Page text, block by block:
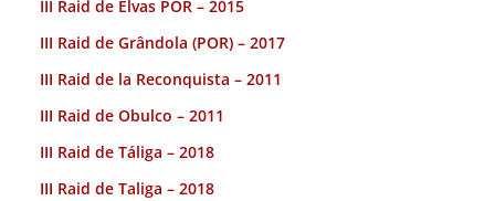
III Raid de Elvas POR – 2015
III Raid de Grândola (POR) – 2017
III Raid de la Reconquista – 2011
III Raid de Obulco – 2011
III Raid de Táliga – 2018
III Raid de Taliga – 2018